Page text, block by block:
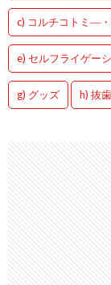
c) コルチコトミ―
e) セルフライゲー
g) グッズ h) 抜歯